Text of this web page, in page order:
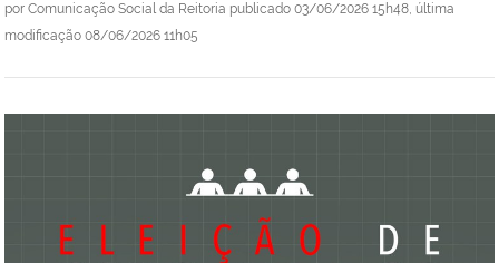
por Comunicação Social da Reitoria publicado 03/06/2026 15h48, última
modificação 08/06/2026 11h05